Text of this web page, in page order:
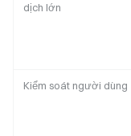
dịch lớn
Kiểm soát người dùng